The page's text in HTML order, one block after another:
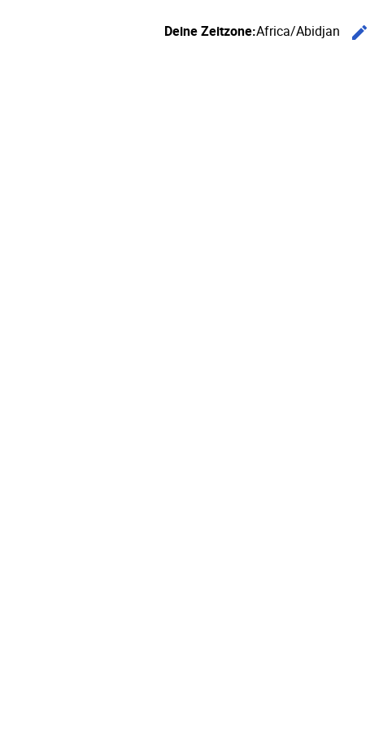
Deine Zeitzone:Africa/Abidjan
edit